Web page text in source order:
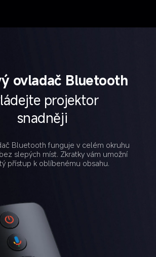
ovladač Bluetooth
projektor
snadněji
Bluetooth funguje v celém okruhu
slepých míst. Zkratky vám umožní
přístup k oblíbenému obsahu.